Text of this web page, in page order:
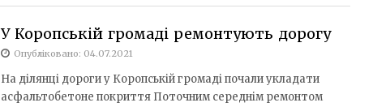
У Коропській громаді ремонтують дорогу
Опубліковано: 04.07.2021
На ділянці дороги у Коропській громаді почали укладати
асфальтобетоне покриття Поточним середнім ремонтом